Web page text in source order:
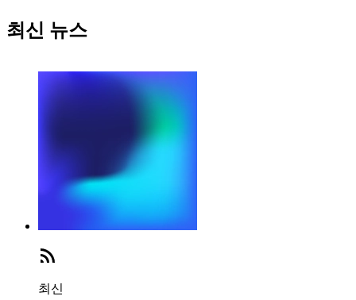
최신 뉴스
최신